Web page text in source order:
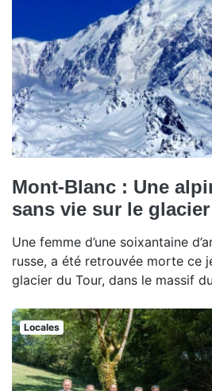
Mont-Blanc : Une
sans vie sur le
Une femme d’une soixantaine
russe, a été retrouvée morte ce
glacier du Tour, dans le massif
Locales